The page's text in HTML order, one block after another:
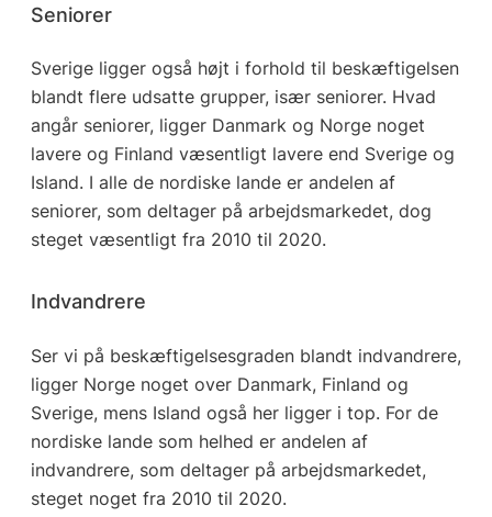
Seniorer
Sverige ligger også højt i forhold til beskæftigelsen
blandt flere udsatte grupper, især seniorer. Hvad
angår seniorer, ligger Danmark og Norge noget
lavere og Finland væsentligt lavere end Sverige og
Island. I alle de nordiske lande er andelen af
seniorer, som deltager på arbejdsmarkedet, dog
steget væsentligt fra 2010 til 2020.
Indvandrere
Ser vi på beskæftigelsesgraden blandt indvandrere,
ligger Norge noget over Danmark, Finland og
Sverige, mens Island også her ligger i top. For de
nordiske lande som helhed er andelen af
indvandrere, som deltager på arbejdsmarkedet,
steget noget fra 2010 til 2020.